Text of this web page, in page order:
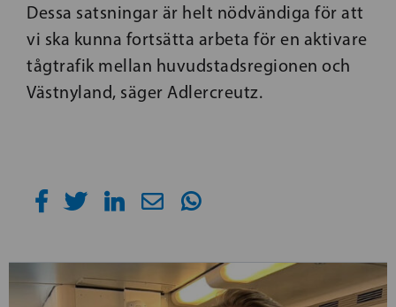
Dessa satsningar är helt nödvändiga för att
vi ska kunna fortsätta arbeta för en aktivare
tågtrafik mellan huvudstadsregionen och
Västnyland, säger Adlercreutz.